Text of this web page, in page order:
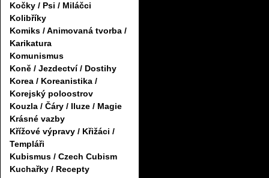
Kočky / Psi / Miláčci
Kolibříky
Komiks / Animovaná tvorba /
Karikatura
Komunismus
Koně / Jezdectví / Dostihy
Korea / Koreanistika /
Korejský poloostrov
Kouzla / Čáry / Iluze / Magie
Krásné vazby
Křížové výpravy / Křižáci /
Templáři
Kubismus / Czech Cubism
Kuchařky / Recepty